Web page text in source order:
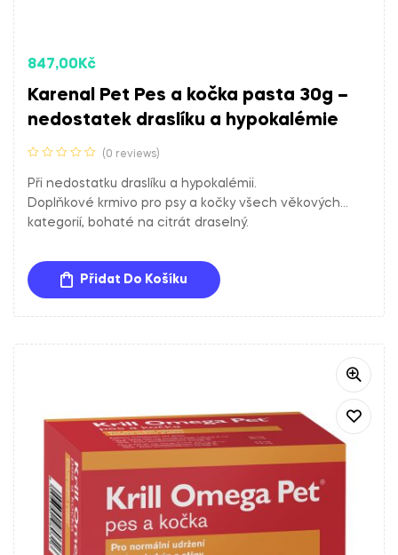
847,00Kč
Karenal Pet Pes a kočka pasta 30g –
nedostatek draslíku a hypokalémie
(0 reviews)
Při nedostatku draslíku a hypokalémii.
Doplňkové krmivo pro psy a kočky všech věkových
kategorií, bohaté na citrát draselný.
Přidat Do Košíku